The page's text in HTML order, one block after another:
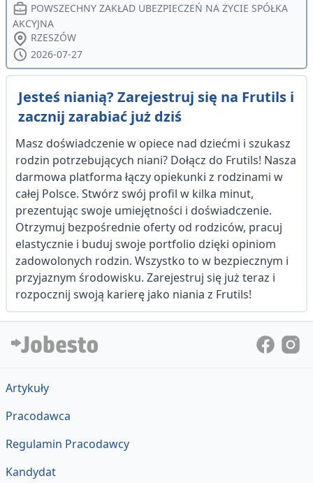
POWSZECHNY ZAKŁAD UBEZPIECZEŃ NA ŻYCIE SPÓŁKA
AKCYJNA
RZESZÓW
2026-07-27
Jesteś nianią? Zarejestruj się na Frutils i
zacznij zarabiać już dziś
Masz doświadczenie w opiece nad dziećmi i szukasz
rodzin potrzebujących niani? Dołącz do Frutils! Nasza
darmowa platforma łączy opiekunki z rodzinami w
całej Polsce. Stwórz swój profil w kilka minut,
prezentując swoje umiejętności i doświadczenie.
Otrzymuj bezpośrednie oferty od rodziców, pracuj
elastycznie i buduj swoje portfolio dzięki opiniom
zadowolonych rodzin. Wszystko to w bezpiecznym i
przyjaznym środowisku. Zarejestruj się już teraz i
rozpocznij swoją karierę jako niania z Frutils!
Artykuły
Pracodawca
Regulamin Pracodawcy
Kandydat